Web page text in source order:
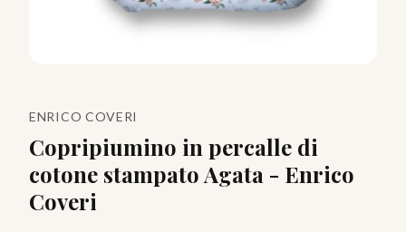
ENRICO COVERI
Copripiumino in percalle di
cotone stampato Agata - Enrico
Coveri